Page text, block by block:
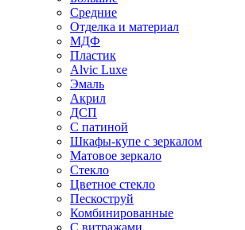
Средние
Отделка и материал
МДФ
Пластик
Alvic Luxe
Эмаль
Акрил
ДСП
С патиной
Шкафы-купе с зеркалом
Матовое зеркало
Стекло
Цветное стекло
Пескоструй
Комбинированные
С витражами